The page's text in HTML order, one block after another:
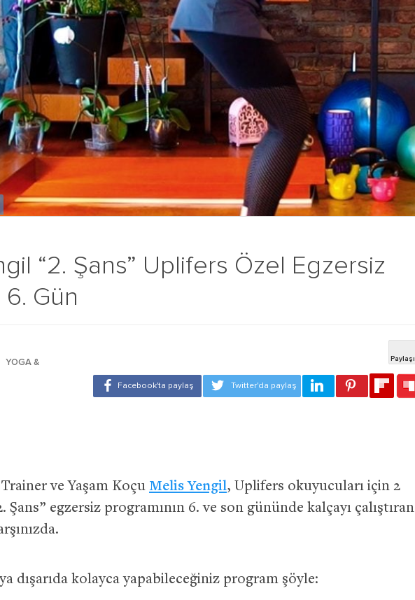
“2. Şans” Uplifers Özel Egzersiz
6. Gün
YOGA &
ve Yaşam Koçu Melis Yengil, Uplifers okuyucuları için 2
Şans” egzersiz programının 6. ve son gününde kalçayı çalıştıran
dışarıda kolayca yapabileceğiniz program şöyle: